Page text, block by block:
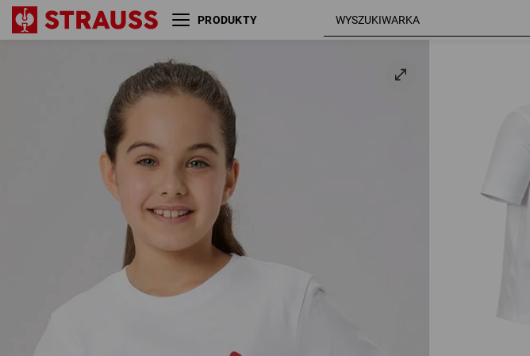
PRODUKTY
e.s.Koszulka cotton stretch
98/104